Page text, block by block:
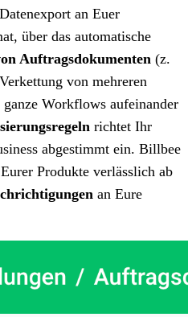
an Euer
über das automatische
Auftragsdokumenten (z.
von mehreren
Workflows aufeinander
richtet Ihr
abgestimmt ein. Billbee
Produkte verlässlich ab
an Eure